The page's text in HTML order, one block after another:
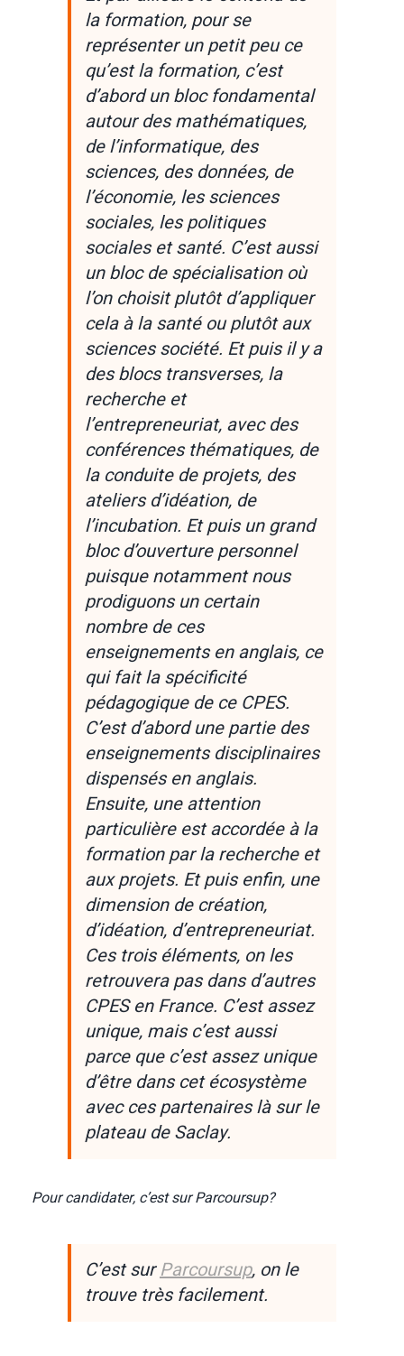
la formation, pour se
représenter un petit peu ce
qu’est la formation, c’est
d’abord un bloc fondamental
autour des mathématiques,
de l’informatique, des
sciences, des données, de
l’économie, les sciences
sociales, les politiques
sociales et santé. C’est aussi
un bloc de spécialisation où
l’on choisit plutôt d’appliquer
cela à la santé ou plutôt aux
sciences société. Et puis il y a
des blocs transverses, la
recherche et
l’entrepreneuriat, avec des
conférences thématiques, de
la conduite de projets, des
ateliers d’idéation, de
l’incubation. Et puis un grand
bloc d’ouverture personnel
puisque notamment nous
prodiguons un certain
nombre de ces
enseignements en anglais, ce
qui fait la spécificité
pédagogique de ce CPES.
C’est d’abord une partie des
enseignements disciplinaires
dispensés en anglais.
Ensuite, une attention
particulière est accordée à la
formation par la recherche et
aux projets. Et puis enfin, une
dimension de création,
d’idéation, d’entrepreneuriat.
Ces trois éléments, on les
retrouvera pas dans d’autres
CPES en France. C’est assez
unique, mais c’est aussi
parce que c’est assez unique
d’être dans cet écosystème
avec ces partenaires là sur le
plateau de Saclay.
Pour candidater, c’est sur Parcoursup?
C’est surParcoursup, on le
trouve très facilement.